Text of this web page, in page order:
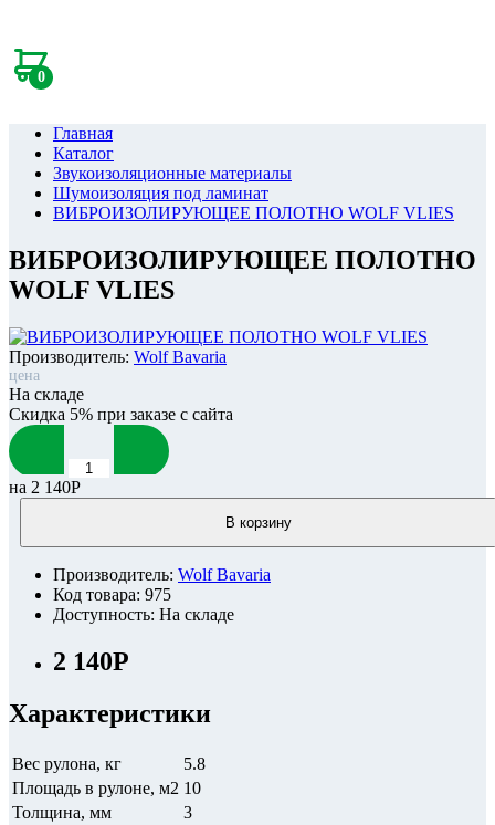
0
Главная
Каталог
Звукоизоляционные материалы
Шумоизоляция под ламинат
ВИБРОИЗОЛИРУЮЩЕЕ ПОЛОТНО WOLF VLIES
ВИБРОИЗОЛИРУЮЩЕЕ ПОЛОТНО
WOLF VLIES
Производитель: Wolf Bavaria
цена
На складе
Скидка 5% при заказе с сайта
на 2 140Р
В корзину
Производитель: Wolf Bavaria
Код товара: 975
Доступность: На складе
2 140Р
Характеристики
Вес рулона, кг
5.8
Площадь в рулоне, м2 10
Толщина, мм
3